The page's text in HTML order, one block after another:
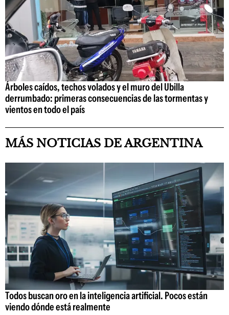
Árboles caídos, techos volados y el muro del Ubilla
derrumbado: primeras consecuencias de las tormentas y
vientos en todo el país
MÁS NOTICIAS DE ARGENTINA
Todos buscan oro en la inteligencia artificial. Pocos están
viendo dónde está realmente